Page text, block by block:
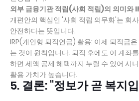
외부 금융기관 적립(사회 적립)의 의미와
개편안의 핵심인 '사회 적립 의무화'는 회
안전하다는 뜻입니다.
IRP(개인형 퇴직연금) 활용: 이제 퇴직금은
는 것이 원칙입니다. 퇴직 후에도 이 계좌
하면 세액 공제 혜택까지 누릴 수 있어 시
활용 가치가 높습니다.
5. 결론: "정보가 곧 복지